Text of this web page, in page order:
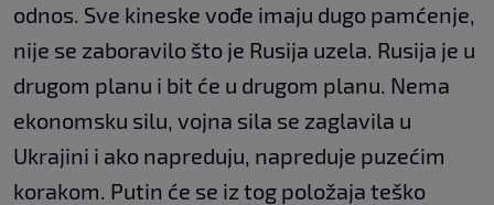
odnos. Sve kineske vođe imaju dugo pamćenje,
nije se zaboravilo što je Rusija uzela. Rusija je u
drugom planu i bit će u drugom planu. Nema
ekonomsku silu, vojna sila se zaglavila u
Ukrajini i ako napreduju, napreduje puzećim
korakom. Putin će se iz tog položaja teško